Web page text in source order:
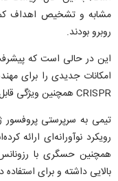
مشابه و تشخیص اهداف کم
روبرو بودند.
امکانات جدیدی را برای
CRISPR همچنین ویژگی قابل توجهی را در شناخت توالی DNA نشان داد.
تیمی به سرپرستی
همچنین حسگری با
بالایی داشته و برای